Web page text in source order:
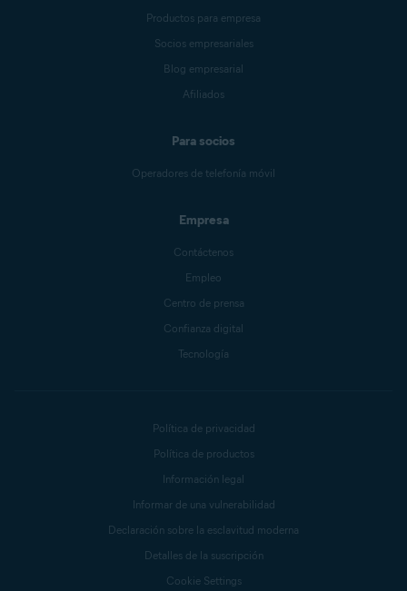
Productos para empresa
Socios empresariales
Blog empresarial
Afiliados
Para socios
Operadores de telefonía móvil
Empresa
Contáctenos
Empleo
Centro de prensa
Confianza digital
Tecnología
Política de privacidad
Política de productos
Información legal
Informar de una vulnerabilidad
Declaración sobre la esclavitud moderna
Detalles de la suscripción
Cookie Settings